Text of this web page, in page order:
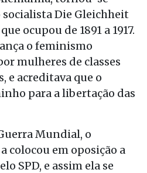
Die Gleichheit
ocupou de 1891 a 1917.
o feminismo
mulheres de classes
e acreditava que o
para a libertação das
Mundial, o
colocou em oposição a
SPD, e assim ela se